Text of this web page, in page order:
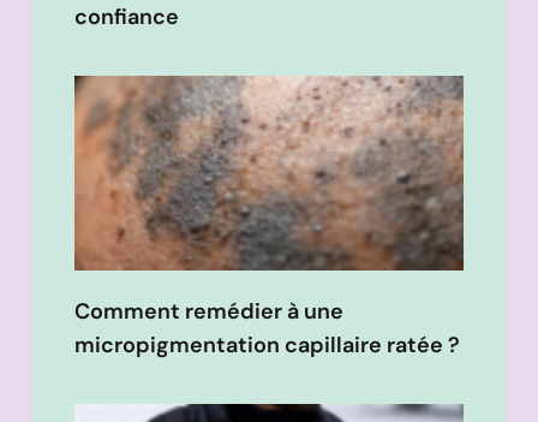
confiance
Comment remédier à une
micropigmentation capillaire ratée ?